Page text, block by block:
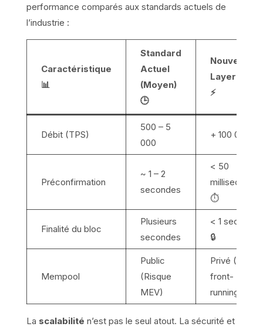
performance comparés aux standards actuels de
l’industrie :
Caractéristique
📊
Standard
Actuel
(Moyen)
🕒
Nouvelle
Layer 1 BNB
⚡
Débit (TPS)
500 – 5
000
+ 100 000 🚀
Préconfirmation
~ 1 – 2
secondes
< 50
⏱️
Finalité du bloc
Plusieurs
secondes
< 1 seconde
🔒
Mempool
Public
(Risque
MEV)
Privé (Anti-
front-
running) 🛡️
La scalabilité n’est pas le seul atout. La sécurité et